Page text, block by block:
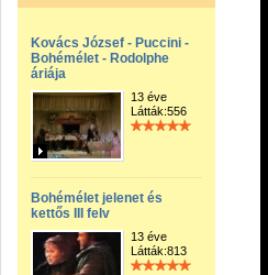
Kovács József - Puccini -
Bohémélet - Rodolphe
áriája
13 éve
Látták:556
Bohémélet jelenet és
kettős III felv
13 éve
Látták:813